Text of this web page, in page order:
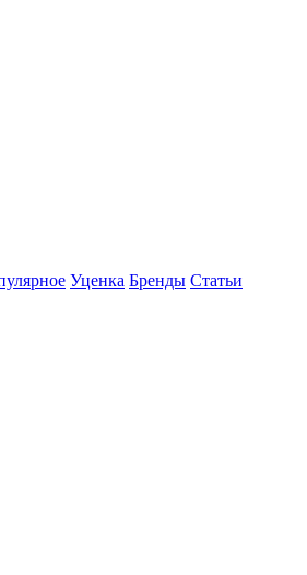
Уценка Бренды Статьи